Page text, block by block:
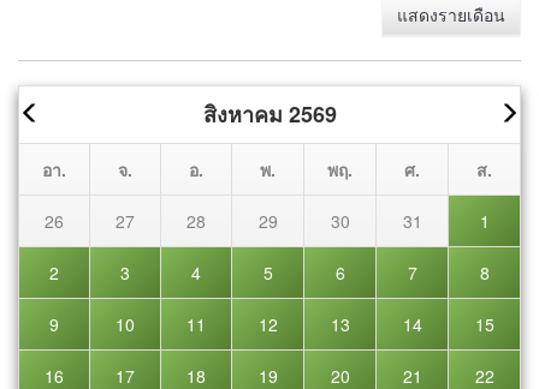
แสดงรายเดือน
สิงหาคม 2569
อา. จ. อ. พ. พฤ. ศ. ส.
26 27 28 29 30 31 1
2 3 4 5 6 7 8
9 10 11 12 13 14 15
16 17 18 19 20 21 22